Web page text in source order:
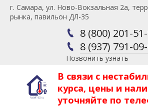
г. Самара, ул. Ново-Вокзальная 2а,
рынка, павильон ДЛ-35
8 (800) 201-
8 (937) 791-
Позвонить узнать
В связи с
курса, цены и
уточняйте по